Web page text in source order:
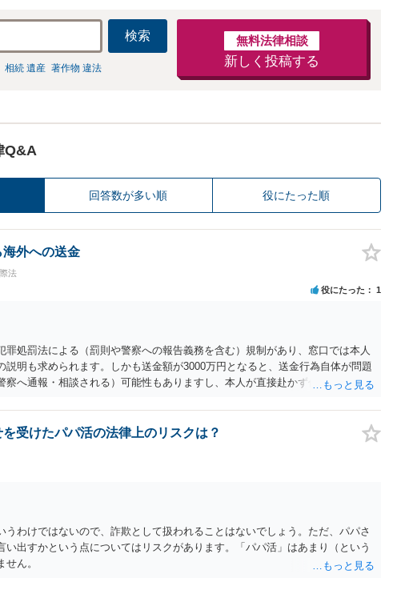
検索
相続 遺産 著作物 違法
無料法律相談
新しく投稿する
Q&A
回答数が多い順 役にたった順
外への送金
法
役にたった 1
罪処罰法による（罰則や警察への報告義務を含む）規制があり、窓口では本人
説明も求められます。しかも送金額が3000万円となると、送金行為自体が問題
察へ通報・相談される）可能性もありますし、本人が直接赴かず代理人による
続の可否や必要書類を聞いておき、送金のために再来訪する日程なども調整し
受けたパパ活の法律上のリスクは？
うわけではないので、詐欺として扱われることはないでしょう。ただ、パパさ
い出すかという点についてはリスクがあります。「パパ活」はあまり（という
ん。